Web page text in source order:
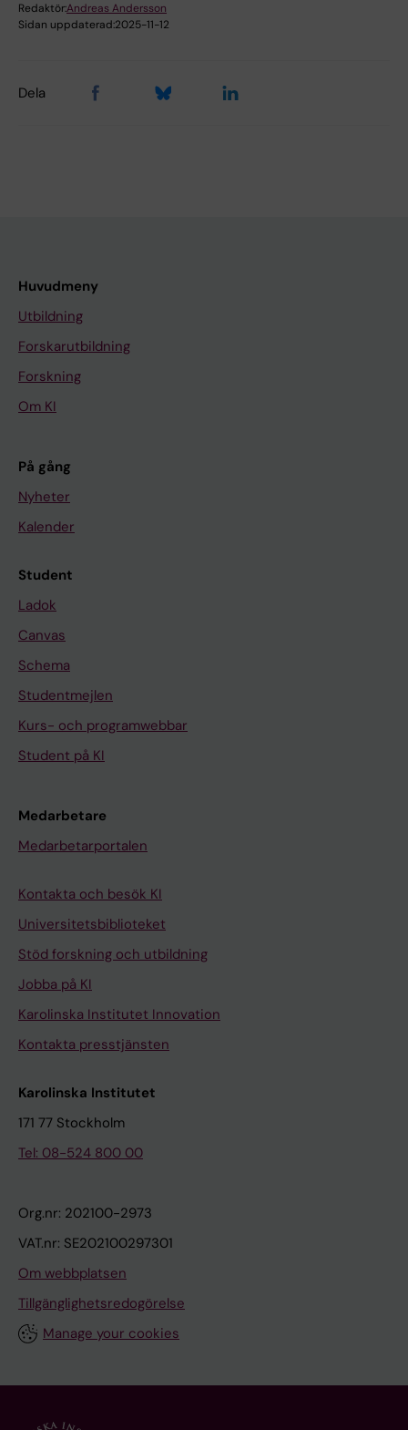
Redaktör:Andreas Andersson
Sidan uppdaterad:2025-11-12
Dela
Huvudmeny
Utbildning
Forskarutbildning
Forskning
Om KI
På gång
Nyheter
Kalender
Student
Ladok
Canvas
Schema
Studentmejlen
Kurs- och programwebbar
Student på KI
Medarbetare
Medarbetarportalen
Kontakta och besök KI
Universitetsbiblioteket
Stöd forskning och utbildning
Jobba på KI
Karolinska Institutet Innovation
Kontakta presstjänsten
Karolinska Institutet
171 77 Stockholm
Tel: 08-524 800 00
Org.nr: 202100-2973
VAT.nr: SE202100297301
Om webbplatsen
Tillgänglighetsredogörelse
Manage your cookies